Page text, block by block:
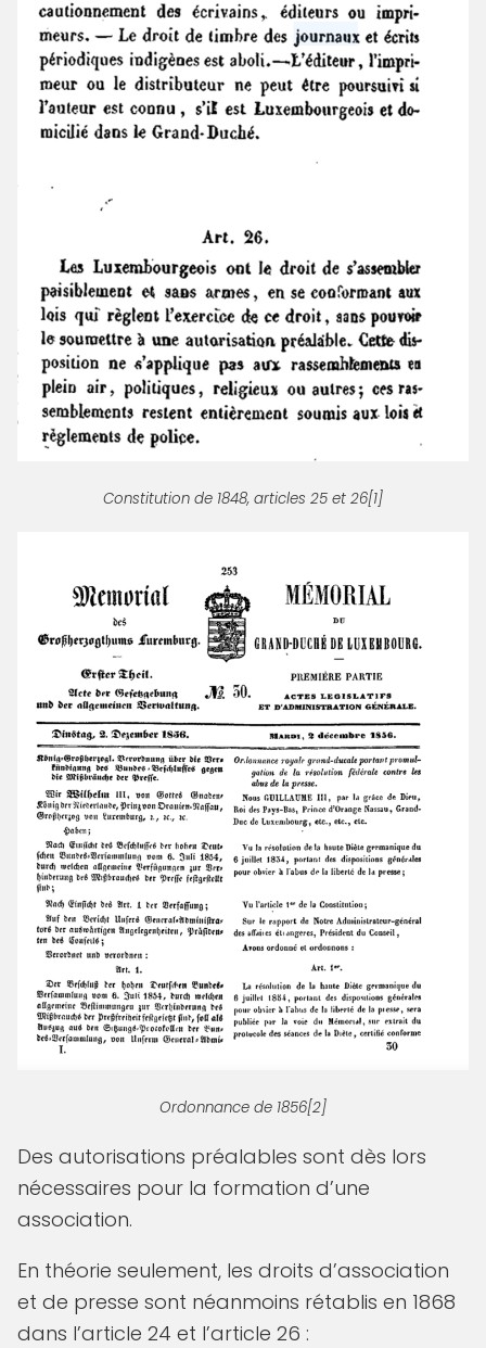
Constitution de 1848, articles 25 et 26[1]
Ordonnance de 1856[2]
Des autorisations préalables sont dès lors
nécessaires pour la formation d’une
association.
En théorie seulement, les droits d’association
et de presse sont néanmoins rétablis en 1868
dans l’article 24 et l’article 26 :